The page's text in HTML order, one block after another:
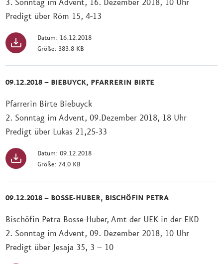
3. Sonntag im Advent, 16. Dezember 2018, 10 Uhr
Predigt über Röm 15, 4-13
Datum: 16.12.2018
Größe: 383.8 KB
09.12.2018 – BIEBUYCK, PFARRERIN BIRTE
Pfarrerin Birte Biebuyck
2. Sonntag im Advent, 09.Dezember 2018, 18 Uhr
Predigt über Lukas 21,25-33
Datum: 09.12.2018
Größe: 74.0 KB
09.12.2018 – BOSSE-HUBER, BISCHÖFIN PETRA
Bischöfin Petra Bosse-Huber, Amt der UEK in der EKD
2. Sonntag im Advent, 09. Dezember 2018, 10 Uhr
Predigt über Jesaja 35, 3 – 10